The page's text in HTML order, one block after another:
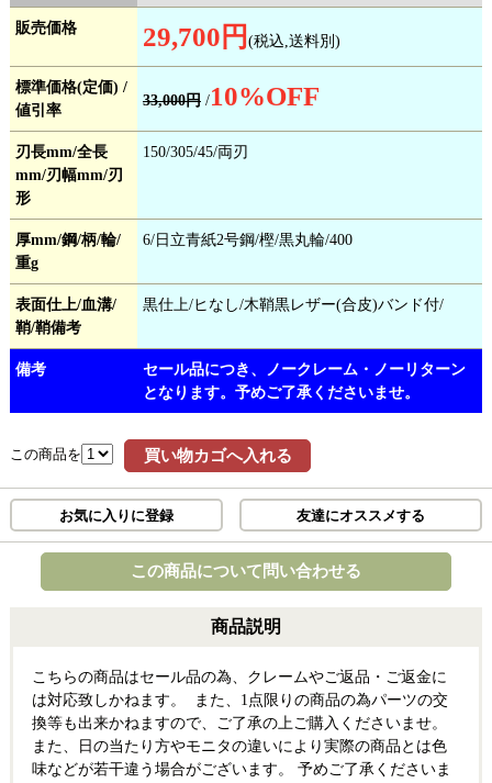
販売価格 29,700円 (税込,送料別)
標準価格(定価) /
値引率
33,000円 /10%OFF
刃長mm/全長
mm/刃幅mm/刃
形
150/305/45/両刃
厚mm/鋼/柄/輪/
重g
6/日立青紙2号鋼/樫/黒丸輪/400
表面仕上/血溝/
鞘/鞘備考
黒仕上/ヒなし/木鞘黒レザー(合皮)バンド付/
備考
セール品につき、ノークレーム・ノーリターン
となります。予めご了承くださいませ。
この商品を 買い物カゴへ入れる
お気に入りに登録 友達にオススメする
この商品について問い合わせる
商品説明
こちらの商品はセール品の為、クレームやご返品・ご返金に
は対応致しかねます。 また、1点限りの商品の為パーツの交
換等も出来かねますので、ご了承の上ご購入くださいませ。
また、日の当たり方やモニタの違いにより実際の商品とは色
味などが若干違う場合がございます。 予めご了承くださいま